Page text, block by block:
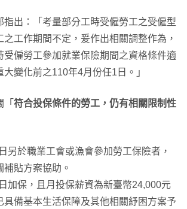
指出：「考量部分工時受僱勞工之受僱型
之工作期間不定，爰作出相關調整作為，
受僱勞工參加就業保險期間之資格條件適
變化前之110年4月份任1日。」
「 符合投保條件的勞工，仍有相關限制性
另於職業工會或漁會參加勞工保險者，
補貼方案協助。
加保，且月投保薪資為新臺幣24,000元
具備基本生活保障及其他相關紓困方案予